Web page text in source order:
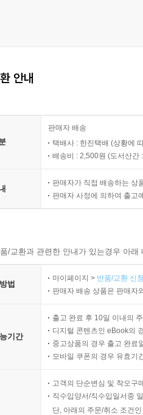
안내
판매자 배송
택배사 : 한진택배 (상황에
배송비 : 2,500원 (도서산간
판매자가 직접 배송하는 상
판매자 사정에 의하여 출고
/교환과 관련한 안내가 있는경우 아
법
마이페이지 > 반품/교환 신
판매자 배송 상품은 판매자
기간
출고 완료 후 10일 이내의
디지털 콘텐츠인 eBook의
중고상품의 경우 출고 완료
모바일 쿠폰의 경우 유효기
고객의 단순변심 및 착오구
직수입양서/직수입일서중
단, 아래의 주문/취소 조건